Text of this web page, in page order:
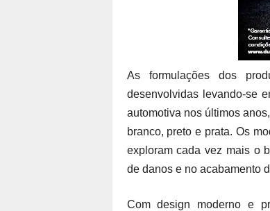
As formulações dos
desenvolvidas levando-se
automotiva nos últimos
branco, preto e prata. Os
exploram cada vez mais o
de danos e no acabamento
Com design moderno e